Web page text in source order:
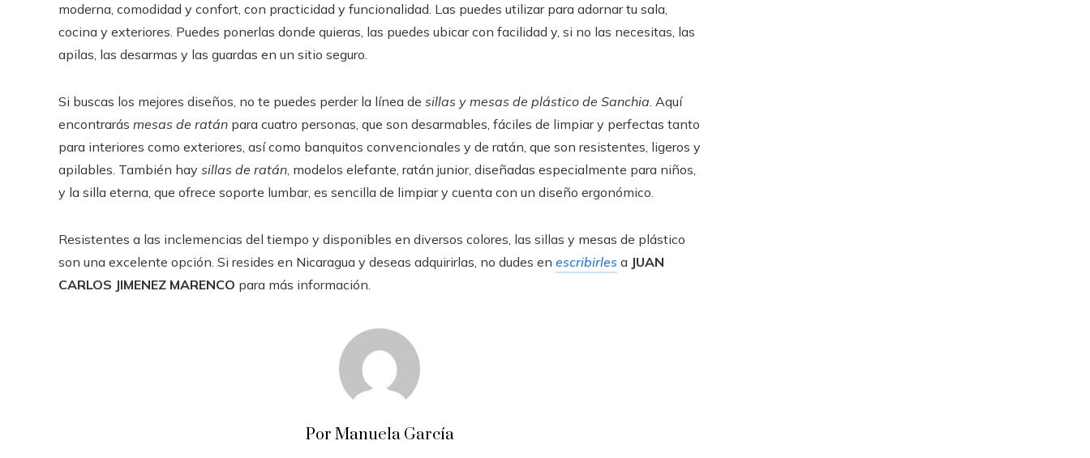
moderna, comodidad y confort, con practicidad y funcionalidad. Las puedes utilizar para adornar tu sala,
cocina y exteriores. Puedes ponerlas donde quieras, las puedes ubicar con facilidad y, si no las necesitas, las
apilas, las desarmas y las guardas en un sitio seguro.
Si buscas los mejores diseños, no te puedes perder la línea de sillas y mesas de plástico de Sanchia. Aquí
encontrarás mesas de ratán para cuatro personas, que son desarmables, fáciles de limpiar y perfectas tanto
para interiores como exteriores, así como banquitos convencionales y de ratán, que son resistentes, ligeros y
apilables. También hay sillas de ratán, modelos elefante, ratán junior, diseñadas especialmente para niños,
y la silla eterna, que ofrece soporte lumbar, es sencilla de limpiar y cuenta con un diseño ergonómico.
Resistentes a las inclemencias del tiempo y disponibles en diversos colores, las sillas y mesas de plástico
son una excelente opción. Si resides en Nicaragua y deseas adquirirlas, no dudes en escribirles a JUAN
CARLOS JIMENEZ MARENCO para más información.
Por Manuela García